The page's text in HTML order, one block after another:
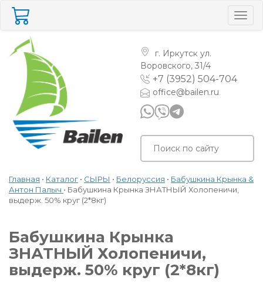
г. Иркутск ул.
Воровского, 31/4
+7 (3952) 504-704
office@bailen.ru
Главная • Каталог • СЫРЫ • Белоруссия • Бабушкина Крынка &
Антон Палыч • Бабушкина Крынка ЗНАТНЫЙ Холопеничи,
выдерж. 50% круг (2*8кг)
Бабушкина Крынка
ЗНАТНЫЙ Холопеничи,
выдерж. 50% круг (2*8кг)